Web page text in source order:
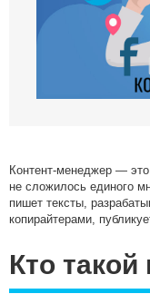
Медийные
SMM
SERM —
Контент-менеджер —
не сложилось единого
пишет тексты,
копирайтерами,
Кто